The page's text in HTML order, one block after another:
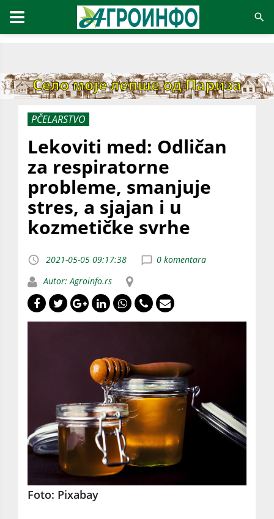
PČELARSTVO
Lekoviti med: Odličan
za respiratorne
probleme, smanjuje
stres, a sjajan i u
kozmetičke svrhe
2021-05-05 09:17:38
0 komentara
Autor: Agroinfo.rs
Foto: Pixabay